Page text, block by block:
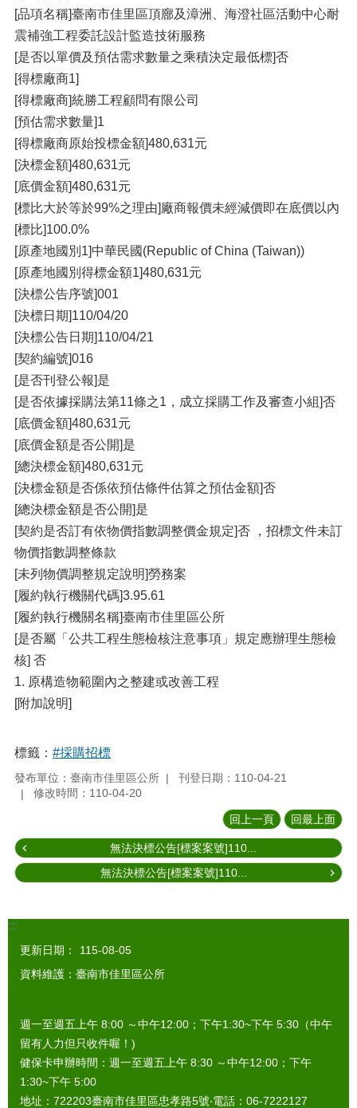
[品項名稱]臺南市佳里區頂廍及漳洲、海澄社區活動中心耐
震補強工程委託設計監造技術服務
[是否以單價及預估需求數量之乘積決定最低標]否
[得標廠商1]
[得標廠商]統勝工程顧問有限公司
[預估需求數量]1
[得標廠商原始投標金額]480,631元
[決標金額]480,631元
[底價金額]480,631元
[標比大於等於99%之理由]廠商報價未經減價即在底價以內
[標比]100.0%
[原產地國別1]中華民國(Republic of China (Taiwan))
[原產地國別得標金額1]480,631元
[決標公告序號]001
[決標日期]110/04/20
[決標公告日期]110/04/21
[契約編號]016
[是否刊登公報]是
[是否依據採購法第11條之1，成立採購工作及審查小組]否
[底價金額]480,631元
[底價金額是否公開]是
[總決標金額]480,631元
[決標金額是否係依預估條件估算之預估金額]否
[總決標金額是否公開]是
[契約是否訂有依物價指數調整價金規定]否 ，招標文件未訂
物價指數調整條款
[未列物價調整規定說明]勞務案
[履約執行機關代碼]3.95.61
[履約執行機關名稱]臺南市佳里區公所
[是否屬「公共工程生態檢核注意事項」規定應辦理生態檢
核] 否
1. 原構造物範圍內之整建或改善工程
[附加說明]
標籤： #採購招標
發布單位：臺南市佳里區公所
刊登日期：110-04-21
修改時間：110-04-20
回上一頁 回最上面
無法決標公告[標案案號]110...
無法決標公告[標案案號]110...
:::
更新日期：
115-08-05
資料維護：臺南市佳里區公所
週一至週五上午 8:00 ～中午12:00；下午1:30~下午 5:30（中午
留有人力但只收件喔！)
健保卡申辦時間：週一至週五上午 8:30 ～中午12:00；下午
1:30~下午 5:00
地址：722203臺南市佳里區忠孝路5號‧電話：06-7222127